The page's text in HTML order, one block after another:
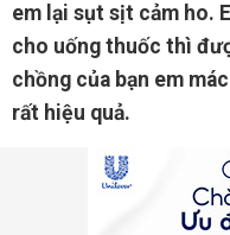
em lại sụt sịt cảm ho.
cho uống thuốc thì
chồng của bạn em
rất hiệu quả.